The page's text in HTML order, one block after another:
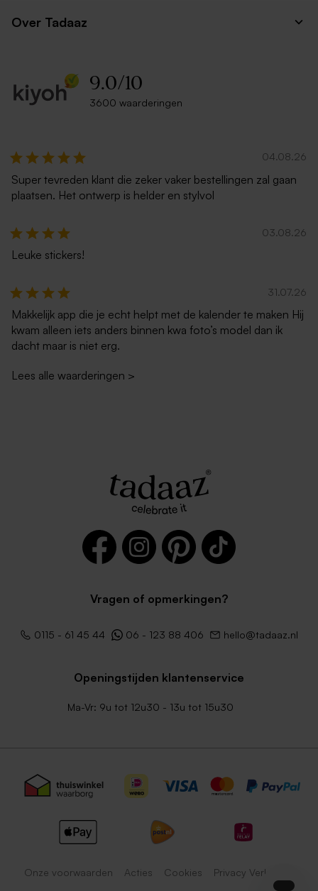
Over Tadaaz
9.0/10
3600 waarderingen
04.08.26
Super tevreden klant die zeker vaker bestellingen zal gaan
plaatsen. Het ontwerp is helder en stylvol
03.08.26
Leuke stickers!
31.07.26
Makkelijk app die je echt helpt met de kalender te maken Hij
kwam alleen iets anders binnen kwa foto’s model dan ik
dacht maar is niet erg.
Lees alle waarderingen >
Vragen of opmerkingen?
0115 - 61 45 44 06 - 123 88 406 hello@tadaaz.nl
Openingstijden klantenservice
Ma-Vr: 9u tot 12u30 - 13u tot 15u30
Onze voorwaarden Acties Cookies Privacy Verklaring